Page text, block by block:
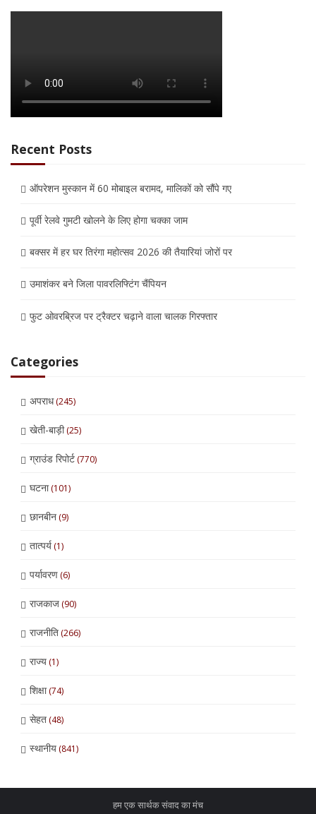
Recent Posts
ऑपरेशन मुस्कान में 60 मोबाइल बरामद, मालिकों को सौंपे गए
पूर्वी रेलवे गुमटी खोलने के लिए होगा चक्का जाम
बक्सर में हर घर तिरंगा महोत्सव 2026 की तैयारियां जोरों पर
उमाशंकर बने जिला पावरलिफ्टिंग चैंपियन
फुट ओवरब्रिज पर ट्रैक्टर चढ़ाने वाला चालक गिरफ्तार
Categories
अपराध(245)
खेती-बाड़ी(25)
ग्राउंड रिपोर्ट(770)
घटना(101)
छानबीन(9)
तात्पर्य(1)
पर्यावरण(6)
राजकाज(90)
राजनीति(266)
राज्य(1)
शिक्षा(74)
सेहत(48)
स्थानीय(841)
हम एक सार्थक संवाद का मंच